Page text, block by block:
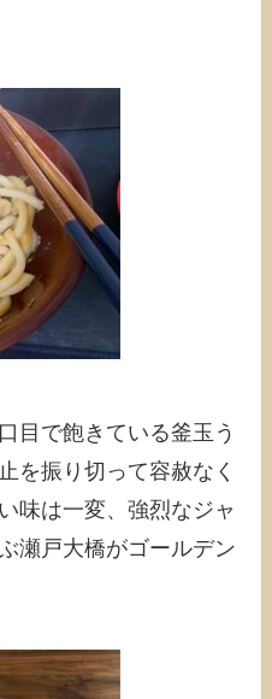
目で飽きている釜玉う
を振り切って容赦なく
味は一変、強烈なジャ
瀬戸大橋がゴールデン